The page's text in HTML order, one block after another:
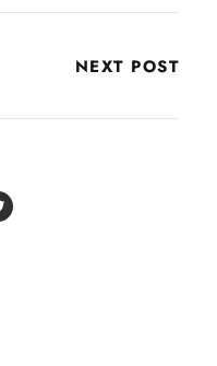
NEXT POST